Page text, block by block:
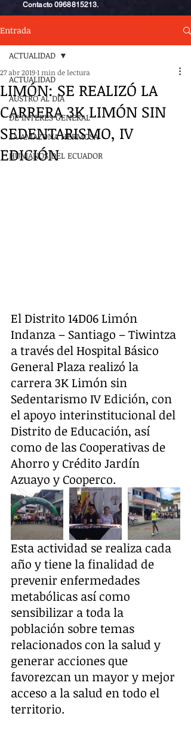
Contacto0968815213.
Entrada
ACTUALIDAD
AUSTRO AL DÍA
DE INTERÉS GENERAL
LA AMAZONA HERMOSA
HUMANOS DEL ECUADOR
ACTUALIDAD
LIMÓN: SE REALIZÓ LA
CARRERA 3K LIMÓN SIN
SEDENTARISMO, IV
EDICIÓN
27 abr 20191 min de lectura
El Distrito 14D06 Limón
Indanza – Santiago – Tiwintza
a través del Hospital Básico
General Plaza realizó la
carrera 3K Limón sin
Sedentarismo IV Edición, con
el apoyo interinstitucional del
Distrito de Educación, así
como de las Cooperativas de
Ahorro y Crédito Jardín
Azuayo y Cooperco.
Esta actividad se realiza cada
año y tiene la finalidad de
prevenir enfermedades
metabólicas así como
sensibilizar a toda la
población sobre temas
relacionados con la salud y
generar acciones que
favorezcan un mayor y mejor
acceso a la salud en todo el
territorio.